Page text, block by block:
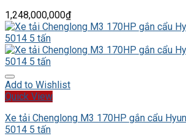
1,248,000,000₫
Add to Wishlist
Quick View
Xe tải Chenglong M3 170HP gắn cẩu
5014 5 tấn